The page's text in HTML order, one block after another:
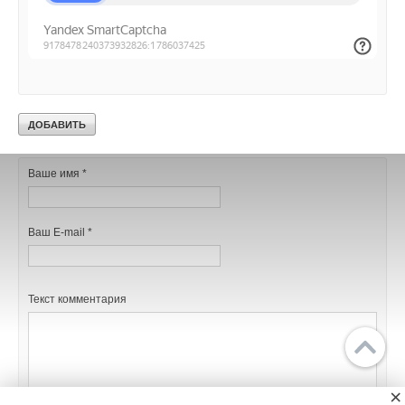
Комментарии
Добавить комментарий
Ваше имя *
Ваш E-mail *
Текст комментария
Главное
Библиотека
×